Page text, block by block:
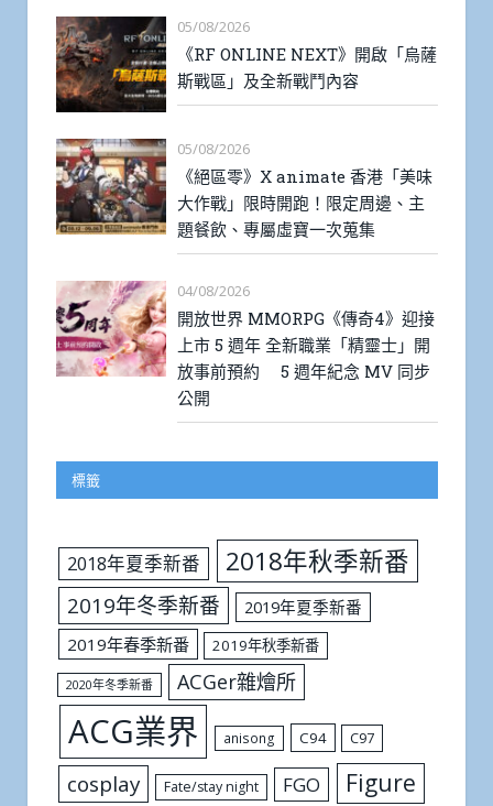
05/08/2026
《RF ONLINE NEXT》開啟「烏薩
斯戰區」及全新戰鬥內容
05/08/2026
《絕區零》X animate 香港「美味
大作戰」限時開跑！限定周邊、主
題餐飲、專屬虛寶一次蒐集
04/08/2026
開放世界 MMORPG《傳奇4》迎接
上市 5 週年 全新職業「精靈士」開
放事前預約 5 週年紀念 MV 同步
公開
標籤
2018年夏季新番 2018年秋季新番
2019年冬季新番
2019年夏季新番
2019年春季新番
2019年秋季新番
2020年冬季新番 ACGer雜燴所
ACG業界 anisong C94 C97
cosplay Fate/stay night FGO Figure